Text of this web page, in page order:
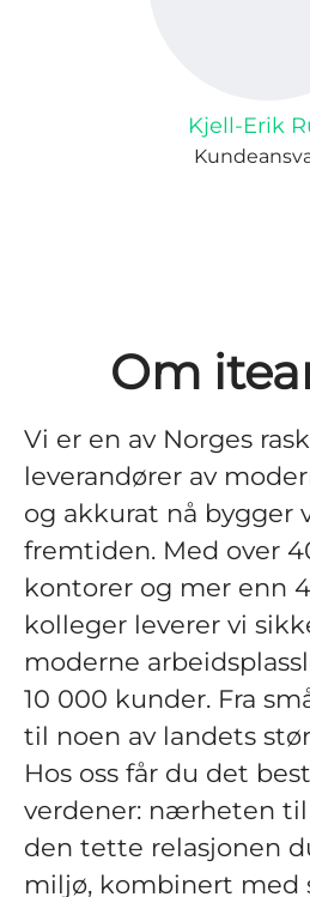
Kjell-Erik
Om
Vi er en av Norges
leverandører av
og akkurat nå bygger
fremtiden. Med over
kontorer og mer enn
kolleger leverer vi
moderne
10 000 kunder. Fra
til noen av landets
Hos oss får du det
verdener: nærheten
den tette relasjonen
miljø, kombinert med